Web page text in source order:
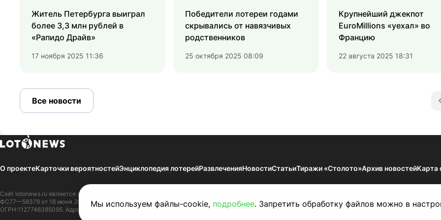
Житель Петербурга выиграл
более 3,3 млн рублей в
«Рапидо Драйв»
17 ноября 2025 11:36
Победители лотереи годами
скрывались от навязчивых
родственников
25 октября 2025 08:09
Крупнейший джекпот
EuroMillions «уехал» во
Францию
22 августа 2025 18:31
Все новости
Мы используем файлы-cookie, подробнее. Запретить обработку файлов можно в
О проектеКарточки вероятностейЭнциклопедия лотерейРазвлеченияНовостиСтатьиТиражи «Столото»Архив новостейКарта
Сайт lotonews.ru является зарегистрированным Средством массовой информации — Результаты тиражей Всероссийских государственных
ФС77—58379 от 18 июня 2014 г. Зарегистрировано в Федеральной службе по надзору в сфере связи, информационных технологий и массовых
ОГРН:1127746385095. Адрес редакции СМИ:109316, г. Москва, Волгоградский проспект, д. 43, корп. 3. Публикация результатов тиражей на сайте